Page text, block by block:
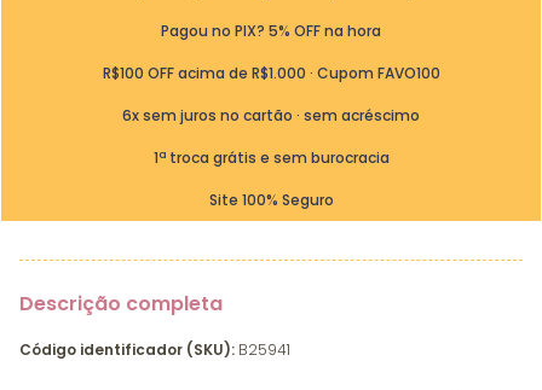
Pagou no PIX? 5% OFF na hora
R$100 OFF acima de R$1.000 · Cupom FAVO100
6x sem juros no cartão · sem acréscimo
1ª troca grátis e sem burocracia
Site 100% Seguro
Descrição completa
Código identificador (SKU): B25941